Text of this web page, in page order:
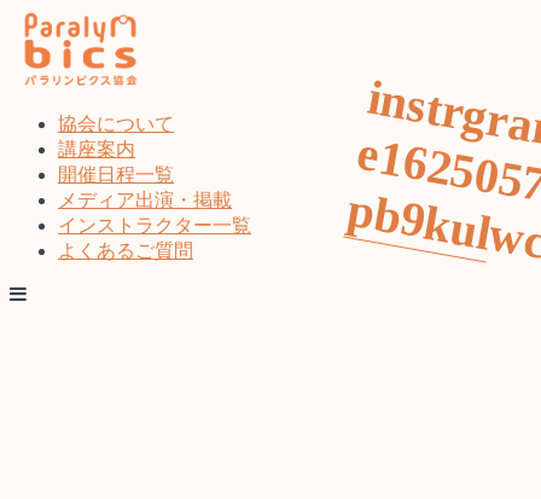
コ
ン
テ
協会について
講座案内
開催日程一覧
メディア出演・掲載
インストラクター一覧
よくあるご質問